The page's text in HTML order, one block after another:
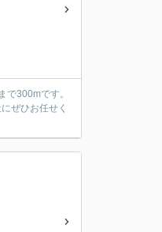
300mです。
ぜひお任せく